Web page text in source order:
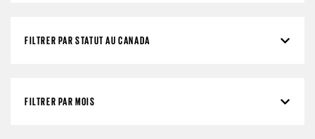
FILTRER PAR STATUT AU CANADA
FILTRER PAR MOIS